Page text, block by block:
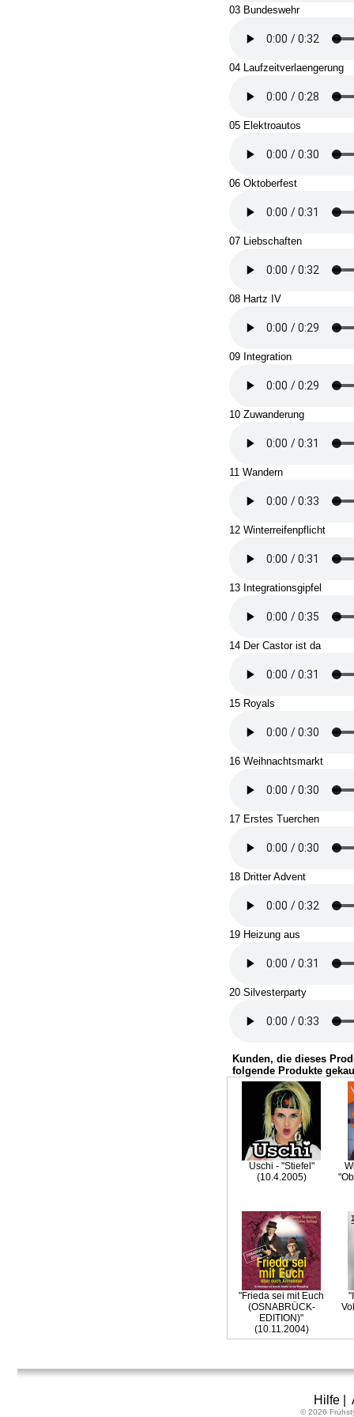
03 Bundeswehr
04 Laufzeitverlaengerung
05 Elektroautos
06 Oktoberfest
07 Liebschaften
08 Hartz IV
09 Integration
10 Zuwanderung
11 Wandern
12 Winterreifenpflicht
13 Integrationsgipfel
14 Der Castor ist da
15 Royals
16 Weihnachtsmarkt
17 Erstes Tuerchen
18 Dritter Advent
19 Heizung aus
20 Silvesterparty
Kunden, die dieses
folgende Produkte
Uschi - "Stiefel"
(10.4.2005)
"Frieda sei mit Euch
(OSNABRÜCK-
EDITION)"
(10.11.2004)
Hilfe|
© 2026